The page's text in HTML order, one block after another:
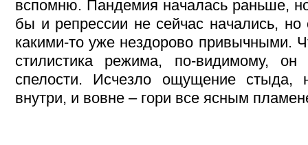
вспомню. Пандемия началась раньше,
бы и репрессии не сейчас начались,
какими-то уже нездорово привычными.
стилистика режима, по-видимому, он
спелости. Исчезло ощущение стыда,
внутри, и вовне – гори все ясным